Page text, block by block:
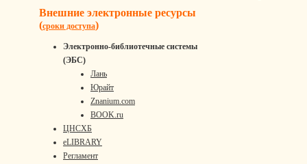
Внешние электронные ресурсы
(сроки доступа)
Электронно-библиотечные системы
(ЭБС)
Лань
Юрайт
Znanium.com
BOOK.ru
ЦНСХБ
eLIBRARY
Регламент